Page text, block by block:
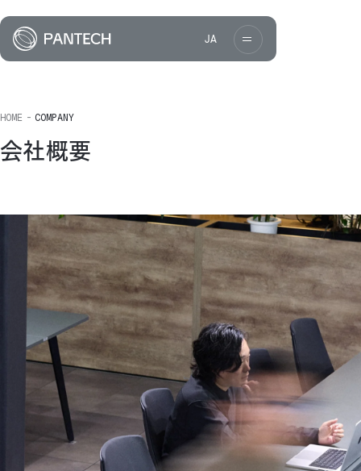
Pantechco
JA
日本語
中文
Tiếng Việt
メルマガ・市況報告の配信登録
HOME COMPANY
会社概要